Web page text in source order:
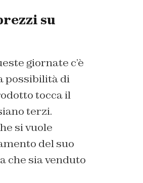
su
giornate c’è
possibilità di
tocca il
terzi.
si vuole
del suo
che sia venduto